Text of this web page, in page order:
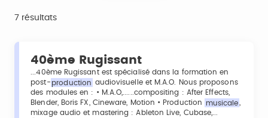
7 résultats
40ème Rugissant
...40ème Rugissant est spécialisé dans la formation en
post- production audiovisuelle et M.A.O. Nous proposons
des modules en : • M.A.O,......compositing : After Effects,
Blender, Boris FX, Cineware, Motion • Production
musicale
mixage audio et mastering : Ableton Live, Cubase,...